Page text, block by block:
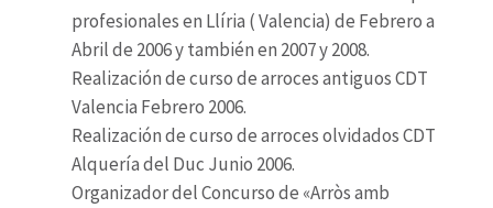
profesionales en Llíria ( Valencia) de Febrero a
Abril de 2006 y también en 2007 y 2008.
Realización de curso de arroces antiguos CDT
Valencia Febrero 2006.
Realización de curso de arroces olvidados CDT
Alquería del Duc Junio 2006.
Organizador del Concurso de «Arròs amb